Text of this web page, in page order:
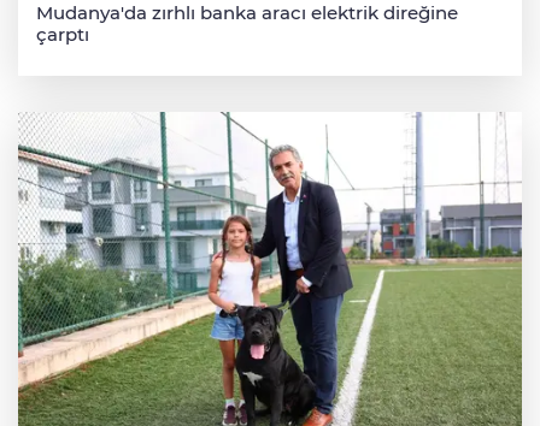
Mudanya'da zırhlı banka aracı elektrik direğine
çarptı